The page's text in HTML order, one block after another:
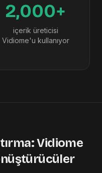
2,000+
içerik üreticisi
Vidiome'u kullanıyor
Vidiome